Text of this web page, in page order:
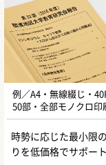
例／A4・無線綴じ・
50部・全部モノクロ印
時勢に応じた最小限
りを低価格でサポー